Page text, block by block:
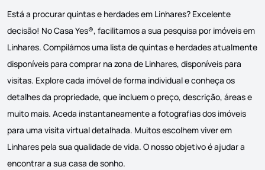
Está a procurar quintas e herdades em Linhares? Excelente
decisão! No Casa Yes®, facilitamos a sua pesquisa por imóveis em
Linhares. Compilámos uma lista de quintas e herdades atualmente
disponíveis para comprar na zona de Linhares, disponíveis para
visitas. Explore cada imóvel de forma individual e conheça os
detalhes da propriedade, que incluem o preço, descrição, áreas e
muito mais. Aceda instantaneamente a fotografias dos imóveis
para uma visita virtual detalhada. Muitos escolhem viver em
Linhares pela sua qualidade de vida. O nosso objetivo é ajudar a
encontrar a sua casa de sonho.